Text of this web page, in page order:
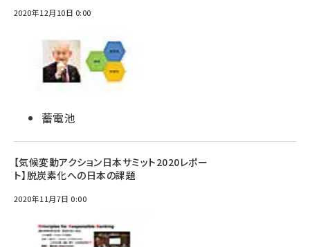
2020年12月10日 0:00
蓄電池
【気候変動アクション日本サミット2020レポー
ト】脱炭素化への日本の課題
2020年11月7日 0:00